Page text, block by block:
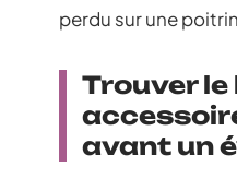
perdu sur une
Trouver le
avant un